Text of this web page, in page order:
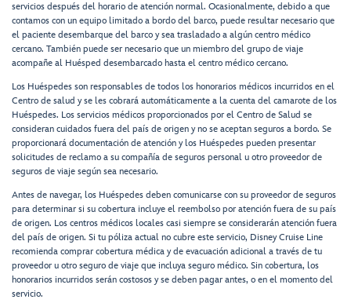
servicios después del horario de atención normal. Ocasionalmente, debido a que
contamos con un equipo limitado a bordo del barco, puede resultar necesario que
el paciente desembarque del barco y sea trasladado a algún centro médico
cercano. También puede ser necesario que un miembro del grupo de viaje
acompañe al Huésped desembarcado hasta el centro médico cercano.
Los Huéspedes son responsables de todos los honorarios médicos incurridos en el
Centro de salud y se les cobrará automáticamente a la cuenta del camarote de los
Huéspedes. Los servicios médicos proporcionados por el Centro de Salud se
consideran cuidados fuera del país de origen y no se aceptan seguros a bordo. Se
proporcionará documentación de atención y los Huéspedes pueden presentar
solicitudes de reclamo a su compañía de seguros personal u otro proveedor de
seguros de viaje según sea necesario.
Antes de navegar, los Huéspedes deben comunicarse con su proveedor de seguros
para determinar si su cobertura incluye el reembolso por atención fuera de su país
de origen. Los centros médicos locales casi siempre se considerarán atención fuera
del país de origen. Si tu póliza actual no cubre este servicio, Disney Cruise Line
recomienda comprar cobertura médica y de evacuación adicional a través de tu
proveedor u otro seguro de viaje que incluya seguro médico. Sin cobertura, los
honorarios incurridos serán costosos y se deben pagar antes, o en el momento del
servicio.